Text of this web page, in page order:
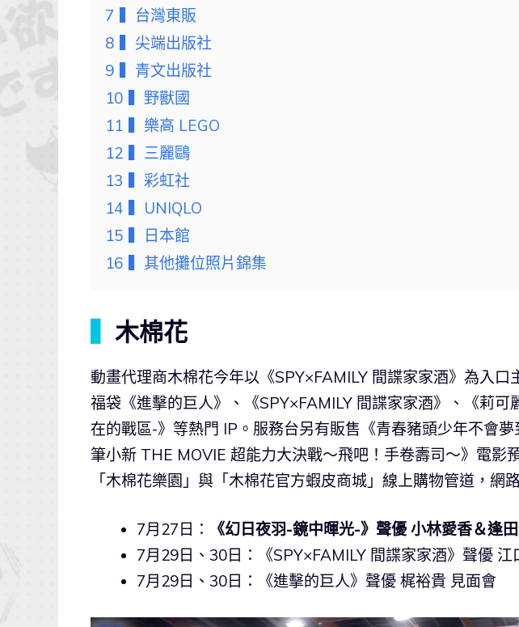
7
▍台灣東販
8
▍尖端出版社
9
▍青文出版社
10
▍野獸國
11
▍樂高 LEGO
12
▍三麗鷗
13
▍彩虹社
14
▍UNIQLO
15
▍日本館
16
▍其他攤位照片錦集
木棉花
動畫代理商木棉花今年以《SPY×FAMILY 間諜家家酒》為入
福袋《進擊的巨人》、《SPY×FAMILY 間諜家家酒》、《莉
在的戰區-》等熱門 IP。服務台另有販售《青春豬頭少年不會
筆小新 THE MOVIE 超能力大決戰～飛吧！手卷壽司～》電影
「木棉花樂園」與「木棉花官方蝦皮商城」線上購物管道，網
7月27日：
《幻日夜羽-鏡中暉光-》聲優 小林愛香＆逢
7月29日、30日：《SPY×FAMILY 間諜家家酒》聲優 江
7月29日、30日：《進擊的巨人》聲優 梶裕貴 見面會